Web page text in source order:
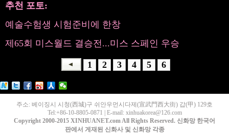
추천 포토:
예술수험생 시험준비에 한창
제65회 미스월드 결승전...미스 스페인 우승
1 2 3 4 5 6
주소: 베이징시 시청(西城)구 쉬안우먼시다제(宣武門西大街) 갑(甲) 129호
Tel:+86-10-8805-0871 | E-mail: xinhuakorea@126.com
Copyright 2000-2015 XINHUANET.com All Rights Reserved. 신화망 한국어
판에서 게재된 신화사 및 신화망 각종